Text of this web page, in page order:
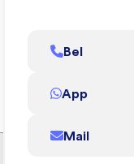
Bel
App
Mail